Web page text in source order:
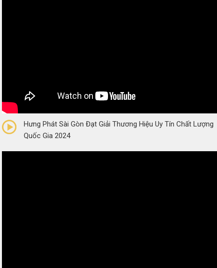
(0 Reviews)
Hưng Phát Sài Gòn Đạt Giải Thương Hiệu Uy Tín Chất Lượng
Quốc Gia 2024